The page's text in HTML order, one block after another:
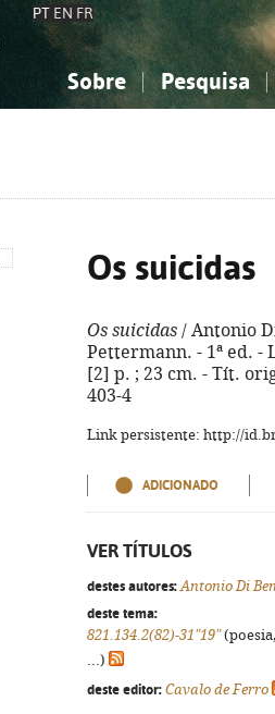
PT EN FR
Sobre Pesquisa
Os suicidas
Os suicidas / Antonio
Pettermann. - 1ª ed. -
[2] p. ; 23 cm. - Tít.
403-4
Link persistente: http://
ADICIONADO
VER TÍTULOS
destes autores: Antonio Di
deste tema:
821.134.2(82)-31"19"
...)
deste editor: Cavalo de Ferro